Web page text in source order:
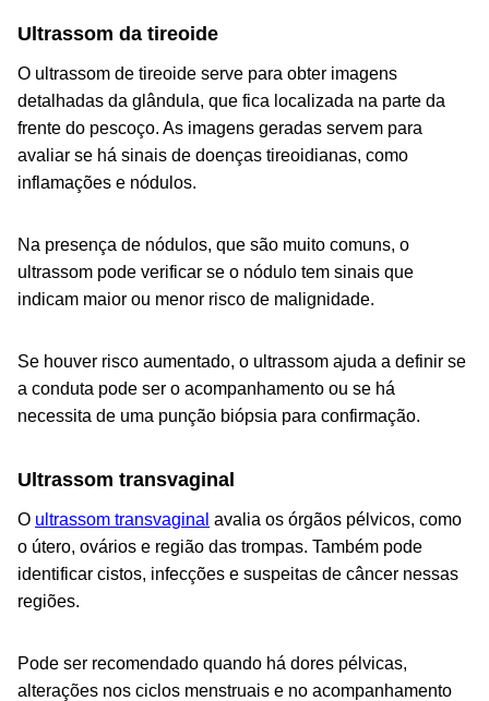
Ultrassom da tireoide
O ultrassom de tireoide serve para obter imagens
detalhadas da glândula, que fica localizada na parte da
frente do pescoço. As imagens geradas servem para
avaliar se há sinais de doenças tireoidianas, como
inflamações e nódulos.
Na presença de nódulos, que são muito comuns, o
ultrassom pode verificar se o nódulo tem sinais que
indicam maior ou menor risco de malignidade.
Se houver risco aumentado, o ultrassom ajuda a definir se
a conduta pode ser o acompanhamento ou se há
necessita de uma punção biópsia para confirmação.
Ultrassom transvaginal
O ultrassom transvaginal avalia os órgãos pélvicos, como
o útero, ovários e região das trompas. Também pode
identificar cistos, infecções e suspeitas de câncer nessas
regiões.
Pode ser recomendado quando há dores pélvicas,
alterações nos ciclos menstruais e no acompanhamento